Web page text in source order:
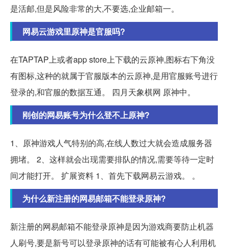
是活邮,但是风险非常的大,不要选,企业邮箱一。
网易云游戏里原神是官服吗?
在TAPTAP上或者app store上下载的云原神,图标右下角没
有图标,这种的就属于官服版本的云原神,是用官服账号进行
登录的,和官服的数据互通。 四月天象棋网 原神中。
刚创的网易账号为什么登不上原神?
1、原神游戏人气特别的高,在线人数过大就会造成服务器
拥堵。 2、这样就会出现需要排队的情况,需要等待一定时
间才能打开。 扩展资料 1、首先下载网易云游戏。 。
为什么新注册的网易邮箱不能登录原神?
新注册的网易邮箱不能登录原神是因为游戏商要防止机器
人刷号,要是新号可以登录原神的话有可能被有心人利用机